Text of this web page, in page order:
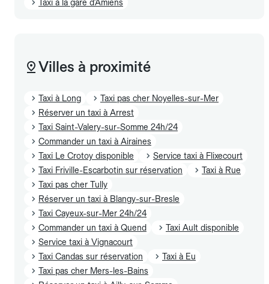
Taxi à la gare d'Amiens
Villes à proximité
Taxi à Long
Taxi pas cher Noyelles-sur-Mer
Réserver un taxi à Arrest
Taxi Saint-Valery-sur-Somme 24h/24
Commander un taxi à Airaines
Taxi Le Crotoy disponible
Service taxi à Flixecourt
Taxi Friville-Escarbotin sur réservation
Taxi à Rue
Taxi pas cher Tully
Réserver un taxi à Blangy-sur-Bresle
Taxi Cayeux-sur-Mer 24h/24
Commander un taxi à Quend
Taxi Ault disponible
Service taxi à Vignacourt
Taxi Candas sur réservation
Taxi à Eu
Taxi pas cher Mers-les-Bains